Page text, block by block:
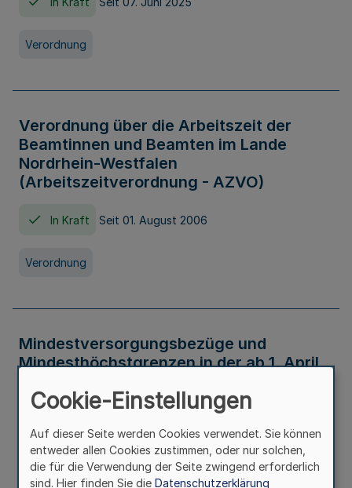
Verordnung
Verordnung über die Arbeitszeit der
Beamtinnen und Beamten im Lande
Nordrhein-Westfalen
(Arbeitszeitverordnung - AZVO)
In Kraft Seit 01. August 2006
Verordnung
Mindestversorgungsbezüge und
Mindesthöchstgrenzen in der ab 1. April
Verwaltungsvorschrift
Cookie-Einstellungen
Auf dieser Seite werden Cookies verwendet. Sie können
entweder allen Cookies zustimmen, oder nur solchen,
die für die Verwendung der Seite zwingend erforderlich
sind. Hier finden Sie die Datenschutzerklärung